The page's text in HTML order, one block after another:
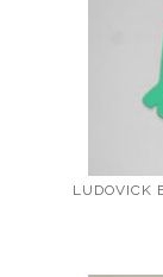
LUDOVICK